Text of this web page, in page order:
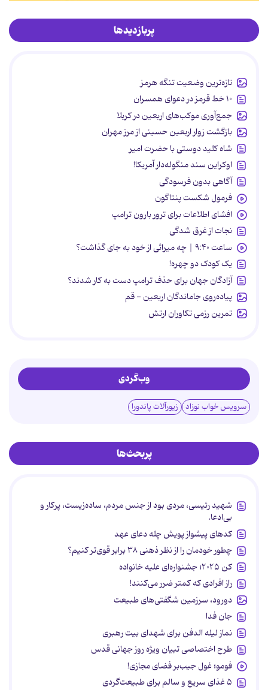
پربازدیدها
تازه‌ترین وضعیت تنگه هرمز
۱۰ خط قرمز در دعوای همسران
جمع‌آوری موکب‌های اربعین در کربلا
بازگشت زوار اربعین حسینی از مرز مهران
شاه کلید دوستی با حضرت امیر
اوکراین سند منگوله‌دار آمریکا!
آگاهی بدون فرسودگی
فرمول شکست پنتاگون
افشای اطلاعات برای ترور بارون ترامپ
نجات از غرق شدگی
ساعت ۹:۴۰ | چه میراثی از خود به جای گذاشت؟
یک کودک دو چهره!
آزادگان جهان برای حذف ترامپ دست به کار شدند؟
پیاده‌روی جاماندگان اربعین - قم
تمرین رزمی تکاوران ارتش
وب‌گردی
سرویس خواب نوزاد زیورآلات پاندورا
پربحث‌ها
شهید رئیسی، مردی بود از جنس مردم، ساده‌زیست، پرکار و
بی‌ادعا.
کدهای پیشواز پویش چله دعای عهد
چطور خودمان را از نظر ذهنی ۳۸ برابر قوی‌تر کنیم؟
کن ۲۰۲۵؛ جشنواره‌ای علیه خانواده
راز افرادی که کمتر ضرر می‌کنند!
دورود، سرزمین شگفتی‌های طبیعت
جان فدا
نماز لیله الدفن برای شهدای بیت رهبری
طرح اختصاصی تبیان ویژه روز جهانی قدس
فومو؛ غول جیب‌بر فضای مجازی!
۵ غذای سریع و سالم برای طبیعت‌گردی